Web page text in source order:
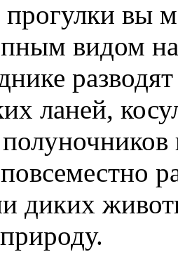
вы
видом
ланей,
диких